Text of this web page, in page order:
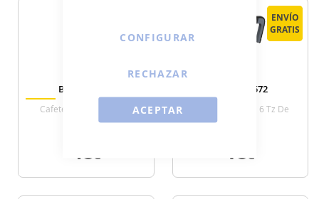
ACEPTAR
CONFIGURAR
RECHAZAR
Bra A170568
Cafetera Italiana 10 Tz.
Elegance Red
48
€
ENVÍO
GRATIS
ENVÍO
GRATIS
Bra A170572
Cafetera Italiana 6 Tz De
18
€